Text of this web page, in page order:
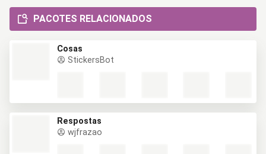
PACOTES RELACIONADOS
Cosas
StickersBot
Respostas
wjfrazao